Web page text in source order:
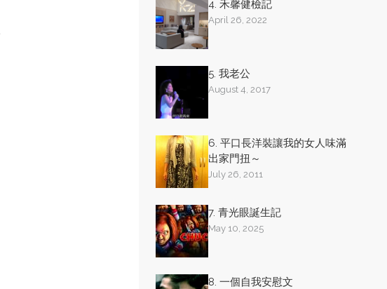
4. 禾馨健檢記
April 26, 2022
5. 我老公
August 4, 2017
6. 平口長洋裝讓我的女人味滿
出家門扭～
July 26, 2011
7. 青光眼誕生記
May 10, 2025
8. 一個自我安慰文